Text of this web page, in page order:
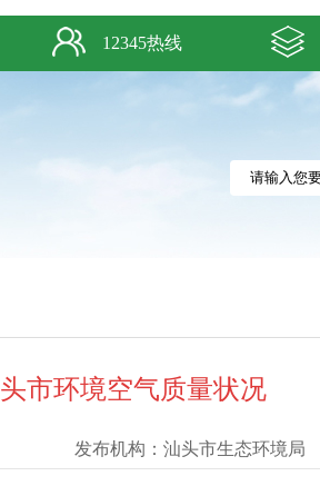
12345热线
市环境空气质量状况
发布机构： 汕头市生态环境局